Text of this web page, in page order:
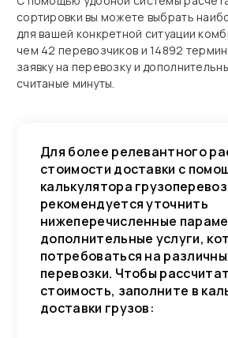
сортировки вы можете выбрать
для вашей конкретной ситуации
чем 42 перевозчиков и 14892
заявку на перевозку и
считаные минуты.
Для более релевантного
стоимости доставки с
калькулятора
рекомендуется уточнить
нижеперечисленные
дополнительные услуги,
потребоваться на
перевозки. Чтобы
стоимость, заполните в
доставки грузов: